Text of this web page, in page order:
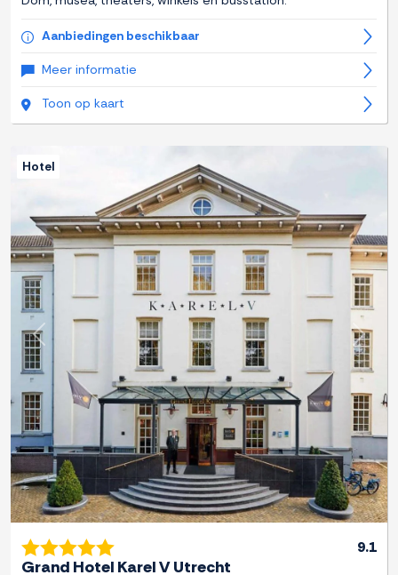
Aanbiedingen beschikbaar
Meer informatie
Toon op kaart
Previous Next
Hotel
9.1
Grand Hotel Karel V Utrecht